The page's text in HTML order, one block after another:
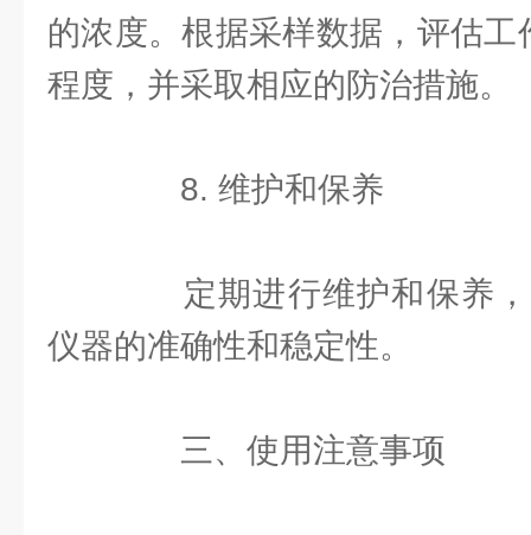
的浓度。根据采样数据，评估
程度，并采取相应的防治措施。
8. 维护和保养
定期进行维护和保养，
仪器的准确性和稳定性。
三、使用注意事项